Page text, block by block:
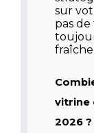
sur
pas de
vitrine
2026